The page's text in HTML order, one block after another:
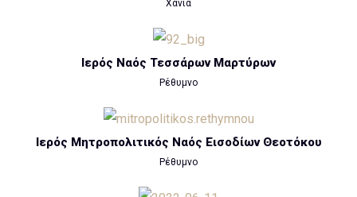
Χανιά
Ιερός Ναός Τεσσάρων Μαρτύρων
Ρέθυμνο
Ιερός Μητροπολιτικός Ναός Εισοδίων Θεοτόκου
Ρέθυμνο